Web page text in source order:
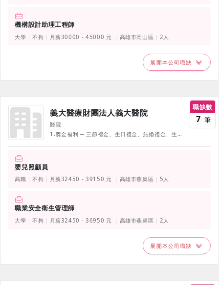
機構設計助理工程師
大學 不拘 月薪30000 - 45000 元 高雄市岡山區 2人
展開本公司職缺
義大醫療財團法人義大醫院
醫院
1.獎金福利 ─ 三節禮金、生日禮金、結婚禮金、生育禮金、勞動節禮金、旅遊補助、員工及子女獎助學金、年終獎金。 2.員工(眷)補助 ─ 員工掛號與住院折扣、眷屬就醫優免。 3.完善設備 ─ 員工宿舍優惠、圖書館、員工停車場。 4.教育制度 ─ 擁有完善之教育訓練、順暢之升遷管道、派外受訓、員工在職進修鼓勵金、建置進階制度。 5.其他福利 ─ 員工制服、員工撫恤金、社團活動補助、義大世界購物優惠、特約商店、五星級工作環境、員工關懷伙伴圈、員工年度體檢、員工專用諮詢律師、義大醫療幼兒園學雜費優惠。 6.未來發展─屏東義大醫院規劃建置中，員工職涯規劃路途廣。 《部份福利、待遇因職務、職等、職種有所不同，並隨公司營運方針有所調整，詳情請於面試時詢問，並以面試為主》
職缺數
7 筆
嬰兒照顧員
高職 不拘 月薪32450 - 39150 元 高雄市燕巢區 5人
職業安全衛生管理師
大學 不拘 月薪32450 - 36950 元 高雄市燕巢區 2人
展開本公司職缺